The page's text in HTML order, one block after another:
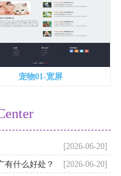
宠物01-宽屏
[2026-06-20]
[2026-06-20]
有什么好处？